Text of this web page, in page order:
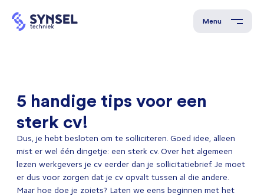
Menu
5 handige tips voor een
sterk cv!
Dus, je hebt besloten om te solliciteren. Goed idee, alleen
mist er wel één dingetje: een sterk cv. Over het algemeen
lezen werkgevers je cv eerder dan je sollicitatiebrief. Je moet
er dus voor zorgen dat je cv opvalt tussen al die andere.
Maar hoe doe je zoiets? Laten we eens beginnen met het